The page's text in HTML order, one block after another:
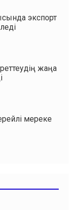
экспорт
жаңа
мереке